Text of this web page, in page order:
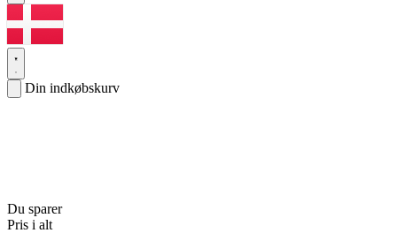
Din indkøbskurv
Du sparer
Pris i alt